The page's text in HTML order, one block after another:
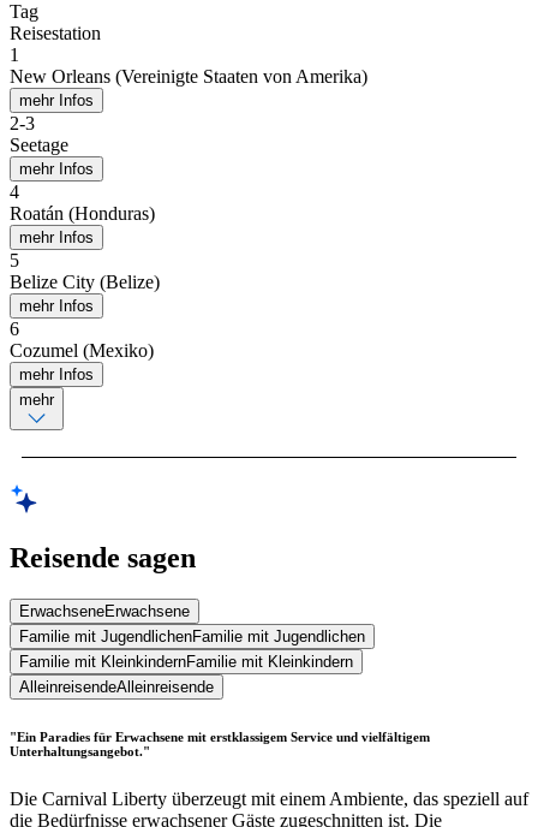
Tag
Reisestation
1
New Orleans (Vereinigte Staaten von Amerika)
mehr Infos
2-3
Seetage
mehr Infos
4
Roatán (Honduras)
mehr Infos
5
Belize City (Belize)
mehr Infos
6
Cozumel (Mexiko)
mehr Infos
mehr
Reisende sagen
ErwachseneErwachsene
Familie mit JugendlichenFamilie mit Jugendlichen
Familie mit KleinkindernFamilie mit Kleinkindern
AlleinreisendeAlleinreisende
"Ein Paradies für Erwachsene mit erstklassigem Service und vielfältigem
Unterhaltungsangebot."
Die Carnival Liberty überzeugt mit einem Ambiente, das speziell auf
die Bedürfnisse erwachsener Gäste zugeschnitten ist. Die